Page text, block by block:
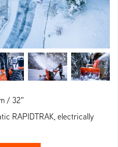
/ 32"
RAPIDTRAK, electrically